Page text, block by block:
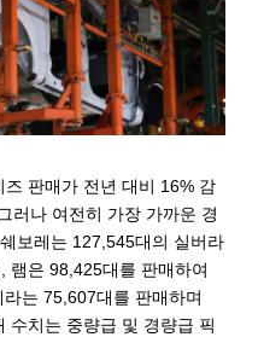
판매가 전년 대비 16% 감
러나 여전히 가장 가까운 경
보레는 127,545대의 실버라
램은 98,425대를 판매하여
는 75,607대를 판매하며
수치는 중량급 및 경량급 픽